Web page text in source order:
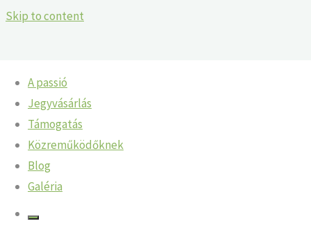
Skip to content
A passió
Jegyvásárlás
Támogatás
Közreműködőknek
Blog
Galéria
Blog
Budaörsi Passió legközelebb 2027-ben
Veronika Rácz
A Budaörsi Passió Egyesület 2024.08.16-i közgyűlésén